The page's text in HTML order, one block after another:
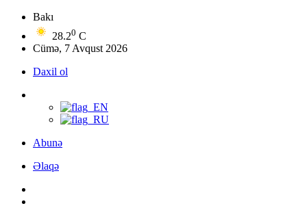
Bakı
28.20 C
Cümə, 7 Avqust 2026
Daxil ol
Abunə
Əlaqə